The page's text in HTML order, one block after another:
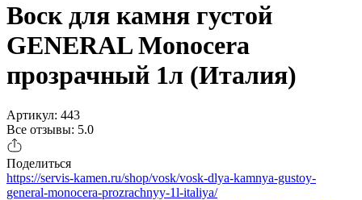
Воск для камня густой
GENERAL Monocera
прозрачный 1л (Италия)
Артикул: 443
Все отзывы: 5.0
Поделиться
https://servis-kamen.ru/shop/vosk/vosk-dlya-kamnya-gustoy-
general-monocera-prozrachnyy-1l-italiya/